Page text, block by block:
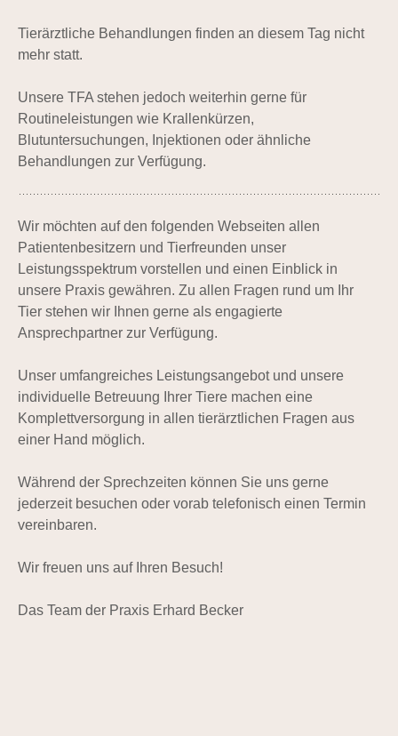
Tierärztliche Behandlungen finden an diesem Tag nicht
mehr statt.
Unsere TFA stehen jedoch weiterhin gerne für
Routineleistungen wie Krallenkürzen,
Blutuntersuchungen, Injektionen oder ähnliche
Behandlungen zur Verfügung.
Wir möchten auf den folgenden Webseiten allen
Patientenbesitzern und Tierfreunden unser
Leistungsspektrum vorstellen und einen Einblick in
unsere Praxis gewähren. Zu allen Fragen rund um Ihr
Tier stehen wir Ihnen gerne als engagierte
Ansprechpartner zur Verfügung.
Unser umfangreiches Leistungsangebot und unsere
individuelle Betreuung Ihrer Tiere machen eine
Komplettversorgung in allen tierärztlichen Fragen aus
einer Hand möglich.
Während der Sprechzeiten können Sie uns gerne
jederzeit besuchen oder vorab telefonisch einen Termin
vereinbaren.
Wir freuen uns auf Ihren Besuch!
Das Team der Praxis Erhard Becker